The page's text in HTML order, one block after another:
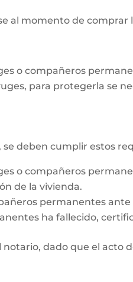
al momento de comprar
o compañeros
para protegerla se
deben cumplir estos
o compañeros
de la vivienda.
permanentes
ha fallecido,
notario, dado que el acto